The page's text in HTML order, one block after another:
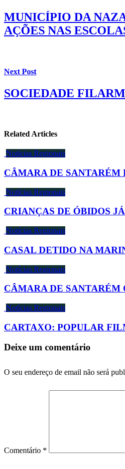
MUNICÍPIO DA
AÇÕES NAS
Next Post
SOCIEDADE
Related Articles
Notícias Regionais
CÂMARA DE
Notícias Regionais
CRIANÇAS DE ÓBIDOS
Notícias Regionais
CASAL DETIDO NA
Notícias Regionais
CÂMARA DE SANTARÉM
Notícias Regionais
CARTAXO: POPULAR
Deixe um comentário
O seu endereço de email não será
Comentário *